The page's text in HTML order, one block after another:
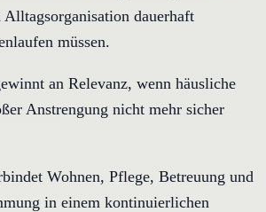
dauerhaft
müssen.
an Relevanz, wenn häusliche
Anstrengung nicht mehr sicher
Wohnen, Pflege, Betreuung und
in einem kontinuierlichen